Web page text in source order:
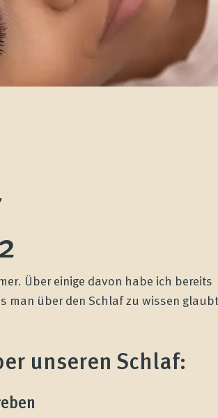
Über einige davon habe ich bereits
man über den Schlaf zu wissen
unseren Schlaf: